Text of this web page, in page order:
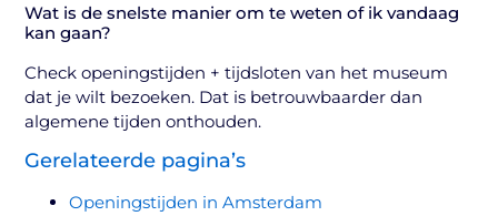
Wat is de snelste manier om te weten of ik vandaag
kan gaan?
Check openingstijden + tijdsloten van het museum
dat je wilt bezoeken. Dat is betrouwbaarder dan
algemene tijden onthouden.
Gerelateerde pagina’s
Openingstijden in Amsterdam